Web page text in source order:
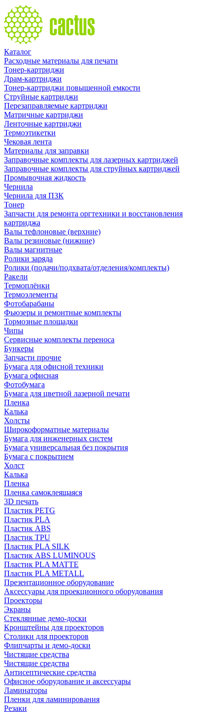
Каталог
Расходные материалы для печати
Тонер-картриджи
Драм-картриджи
Тонер-картриджи повышенной емкости
Струйные картриджи
Перезаправляемые картриджи
Матричные картриджи
Ленточные картриджи
Термоэтикетки
Чековая лента
Материалы для заправки
Заправочные комплекты для лазерных картриджей
Заправочные комплекты для струйных картриджей
Промывочная жидкость
Чернила
Чернила для ПЗК
Тонер
Запчасти для ремонта оргтехники и восстановления
картриджа
Валы тефлоновые (верхние)
Валы резиновые (нижние)
Валы магнитные
Ролики заряда
Ролики (подачи/подхвата/отделения/комплекты)
Ракели
Термоплёнки
Термоэлементы
Фотобарабаны
Фьюзеры и ремонтные комплекты
Тормозные площадки
Чипы
Сервисные комплекты переноса
Бункеры
Запчасти прочие
Бумага для офисной техники
Бумага офисная
Фотобумага
Бумага для цветной лазерной печати
Пленка
Калька
Холсты
Широкоформатные материалы
Бумага для инженерных систем
Бумага универсальная без покрытия
Бумага с покрытием
Холст
Калька
Пленка
Пленка самоклеящаяся
3D печать
Пластик PETG
Пластик PLA
Пластик ABS
Пластик TPU
Пластик PLA SILK
Пластик ABS LUMINOUS
Пластик PLA MATTE
Пластик PLA METALL
Презентационное оборудование
Аксессуары для проекционного оборудования
Проекторы
Экраны
Стеклянные демо-доски
Кронштейны для проекторов
Столики для проекторов
Флипчарты и демо-доски
Чистящие средства
Чистящие средства
Антисептические средства
Офисное оборудование и аксессуары
Ламинаторы
Пленки для ламинирования
Резаки